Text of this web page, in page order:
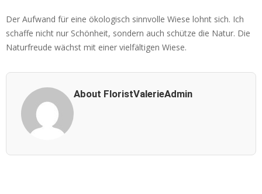
Der Aufwand für eine ökologisch sinnvolle Wiese lohnt sich. Ich
schaffe nicht nur Schönheit, sondern auch schütze die Natur. Die
Naturfreude wächst mit einer vielfältigen Wiese.
About FloristValerieAdmin